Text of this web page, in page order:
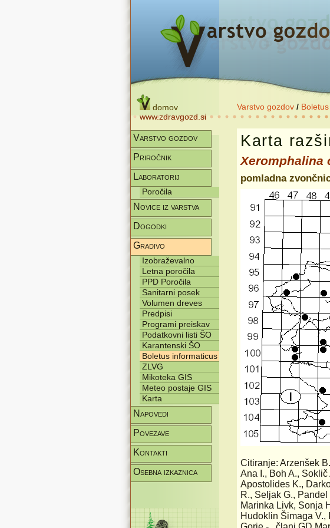
domov
www.zdravgozd.si
Varstvo gozdov /
Varstvo gozdov
Priročnik
Laboratorij
Poročila
Novice iz varstva
Dogodki
Gradivo
Izobraževalno
Letna poročila
PPD Poročila
Sanitarni posek
Volumen dreves
Predpisi
Programi preiskav
Podatkovni listi ŠO
Karantenski ŠO
Boletus informaticus
ZLVG
Mikoteka GIS
Meteo postaje GIS
Karta
Napovedi
Povezave
Kontakti
Osebna izkaznica
Karta
Xeromphalina
pomladna
Citiranje: Arzenšek
Ana I., Boh A.,
Apostolides K.,
R., Seljak G.,
Marinka Livk, Sonja
Hudoklin Šimaga V.,